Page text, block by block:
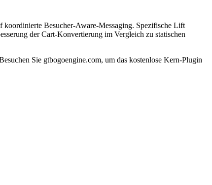
koordinierte Besucher-Aware-Messaging. Spezifische Lift
der Cart-Konvertierung im Vergleich zu statischen
Sie gtbogoengine.com, um das kostenlose Kern-Plugin